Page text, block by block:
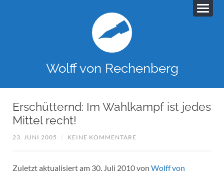
Wolff von Rechenberg
Erschütternd: Im Wahlkampf ist jedes
Mittel recht!
23. JUNI 2005 / KEINE KOMMENTARE
Zuletzt aktualisiert am 30. Juli 2010 von Wolff von